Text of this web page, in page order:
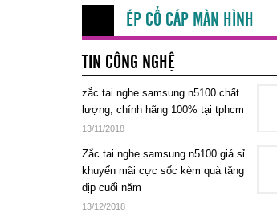
ÉP CỔ CÁP MÀN HÌNH
TIN CÔNG NGHỆ
zắc tai nghe samsung n5100 chất
lượng, chính hãng 100% tại tphcm
13/11/2018
Zắc tai nghe samsung n5100 giá sỉ
khuyến mãi cực sốc kèm quà tặng
dịp cuối năm
13/12/2018